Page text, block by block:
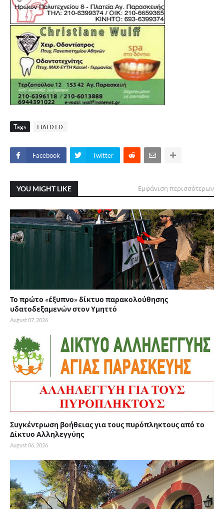
Tags ΕΙΔΗΣΕΙΣ
Facebook Twitter
YOU MIGHT LIKE Εμφάνιση περισσότερων
Το πρώτο «έξυπνο» δίκτυο παρακολούθησης
υδατοδεξαμενών στον Υμηττό
August 07, 2026
Συγκέντρωση βοήθειας για τους πυρόπληκτους από το
Δίκτυο Αλληλεγγύης
August 06, 2026